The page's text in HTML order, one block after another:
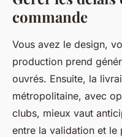
commande
Vous avez le design,
production prend
ouvrés. Ensuite, la
métropolitaine, avec
clubs, mieux vaut
entre la validation et le